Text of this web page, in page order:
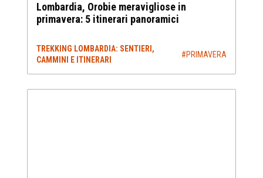
Lombardia, Orobie meravigliose in
primavera: 5 itinerari panoramici
TREKKING LOMBARDIA: SENTIERI,
CAMMINI E ITINERARI
#PRIMAVERA